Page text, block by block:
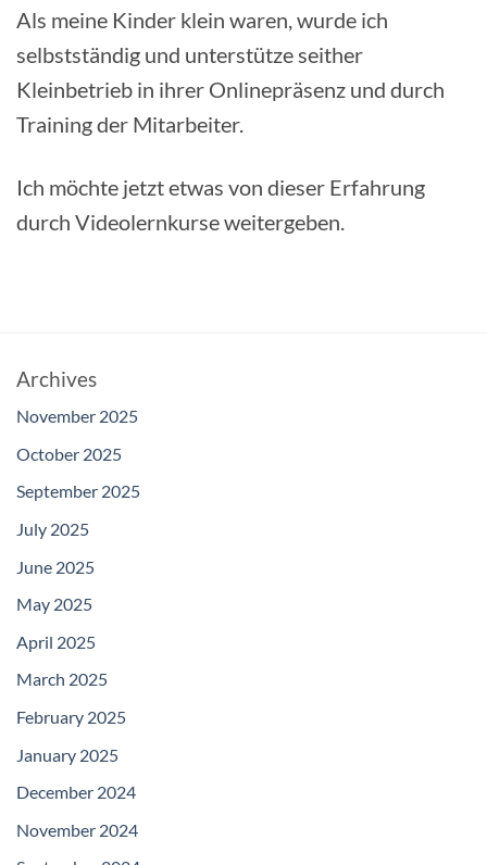
Als meine Kinder klein waren, wurde ich
selbstständig und unterstütze seither
Kleinbetrieb in ihrer Onlinepräsenz und durch
Training der Mitarbeiter.
Ich möchte jetzt etwas von dieser Erfahrung
durch Videolernkurse weitergeben.
Archives
November 2025
October 2025
September 2025
July 2025
June 2025
May 2025
April 2025
March 2025
February 2025
January 2025
December 2024
November 2024